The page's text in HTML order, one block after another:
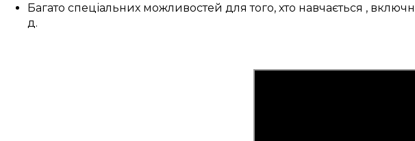
Багато спеціальних можливостей длятого, хто навчається ,
д.